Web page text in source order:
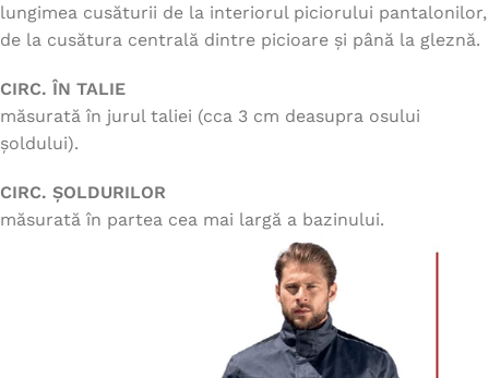
lungimea cusăturii de la interiorul piciorului pantalonilor,
de la cusătura centrală dintre picioare și până la gleznă.
CIRC. ÎN TALIE
măsurată în jurul taliei (cca 3 cm deasupra osului
șoldului).
CIRC. ȘOLDURILOR
măsurată în partea cea mai largă a bazinului.